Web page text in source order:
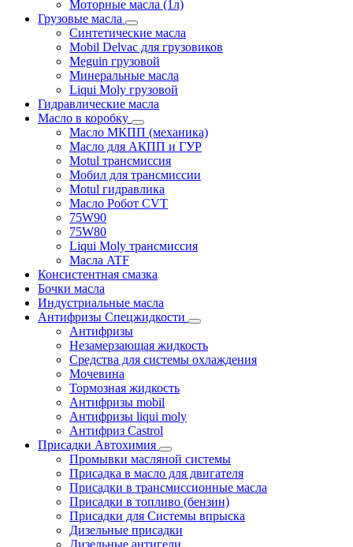
Моторные масла (1л)
Грузовые масла
Синтетические масла
Mobil Delvac для грузовиков
Meguin грузовой
Минеральные масла
Liqui Moly грузовой
Гидравлические масла
Масло в коробку
Масло МКПП (механика)
Масло для АКПП и ГУР
Motul трансмиссия
Мобил для трансмиссии
Motul гидравлика
Масло Робот CVT
75W90
75W80
Liqui Moly трансмиссия
Масла ATF
Консистентная смазка
Бочки масла
Индустриальные масла
Антифризы Спецжидкости
Антифризы
Незамерзающая жидкость
Средства для системы охлаждения
Мочевина
Тормозная жидкость
Антифризы mobil
Антифризы liqui moly
Антифриз Castrol
Присадки Автохимия
Промывки масляной системы
Присадка в масло для двигателя
Присадки в трансмиссионные масла
Присадки в топливо (бензин)
Присадки для Системы впрыска
Дизельные присадки
Дизельные антигели